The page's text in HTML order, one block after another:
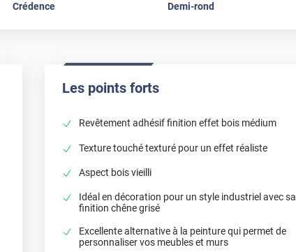
Crédence Demi-rond
Les points forts
Revêtement adhésif finition effet bois médium
Texture touché texturé pour un effet réaliste
Aspect bois vieilli
Idéal en décoration pour un style industriel avec sa
finition chêne grisé
Excellente alternative à la peinture qui permet de
personnaliser vos meubles et murs